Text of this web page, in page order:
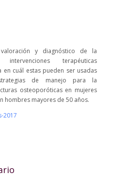
y diagnóstico de la
terapéuticas
cuál estas pueden ser usadas
de manejo para la
osteoporóticas en mujeres
hombres mayores de 50 años.
2017